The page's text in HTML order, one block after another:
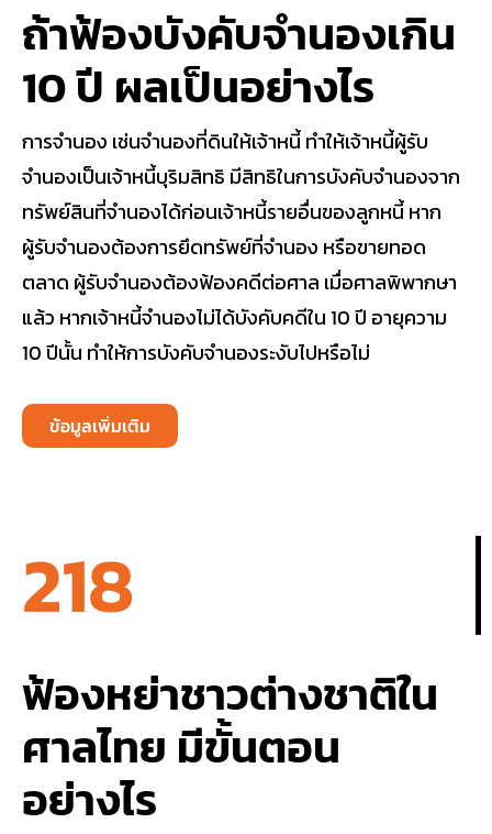
ถ้าฟ้องบังคับจำนองเกิน
10 ปี ผลเป็นอย่างไร
การจำนอง เช่นจำนองที่ดินให้เจ้าหนี้ ทำให้เจ้าหนี้ผู้รับ
จำนองเป็นเจ้าหนี้บุริมสิทธิ มีสิทธิในการบังคับจำนองจาก
ทรัพย์สินที่จำนองได้ก่อนเจ้าหนี้รายอื่นของลูกหนี้ หาก
ผู้รับจำนองต้องการยึดทรัพย์ที่จำนอง หรือขายทอด
ตลาด ผู้รับจำนองต้องฟ้องคดีต่อศาล เมื่อศาลพิพากษา
แล้ว หากเจ้าหนี้จำนองไม่ได้บังคับคดีใน 10 ปี อายุความ
10 ปีนั้น ทำให้การบังคับจำนองระงับไปหรือไม่
ข้อมูลเพิ่มเติม
218
ฟ้องหย่าชาวต่างชาติใน
ศาลไทย มีขั้นตอน
อย่างไร